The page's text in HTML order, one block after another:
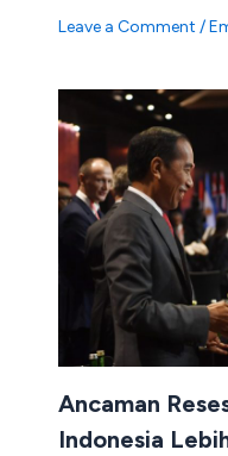
Leave a Comment /
Ancaman
Indonesia